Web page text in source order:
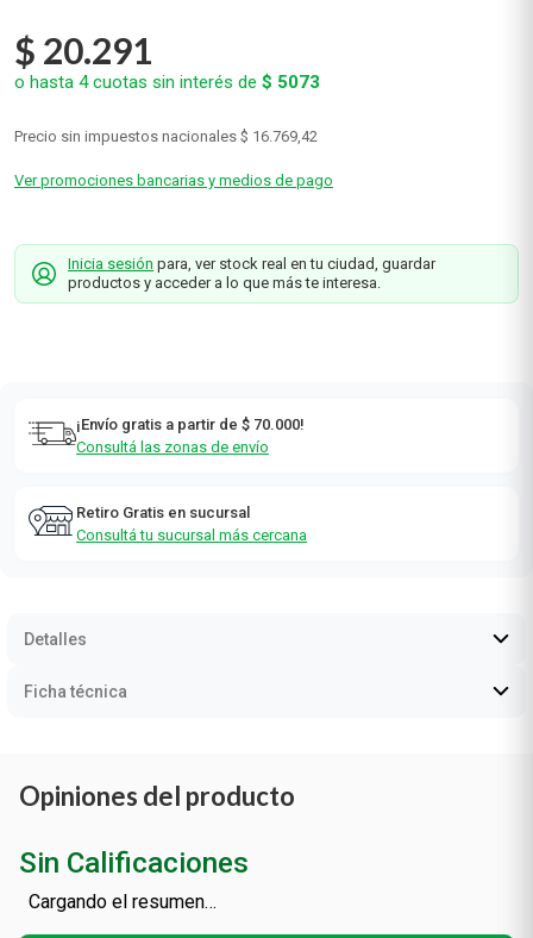
$ 20.291
o hasta 4cuotas sin interés de $ 5073
Precio sin impuestos nacionales $ 16.769,42
Ver promociones bancarias y medios de pago
Inicia sesión para, ver stock real en tu ciudad, guardar
productos y acceder a lo que más te interesa.
¡Envío gratis a partir de $ 70.000!
Consultá las zonas de envío
Retiro Gratis en sucursal
Consultá tu sucursal más cercana
Detalles
Ficha técnica
Opiniones del producto
Sin Calificaciones
Cargando el resumen…